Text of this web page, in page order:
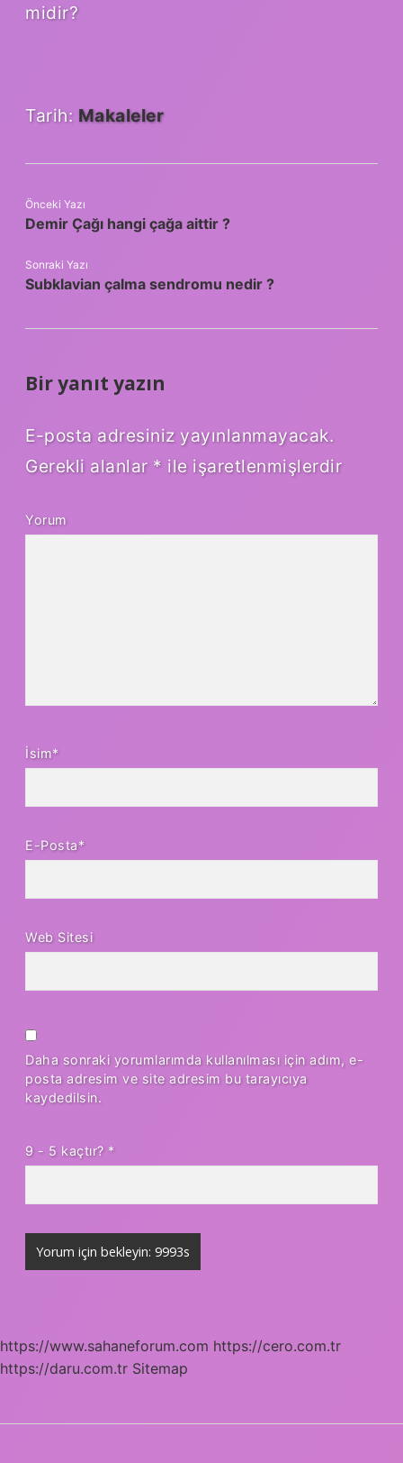
midir?
Tarih: Makaleler
Önceki Yazı
Demir Çağı hangi çağa aittir ?
Sonraki Yazı
Subklavian çalma sendromu nedir ?
Bir yanıt yazın
E-posta adresiniz yayınlanmayacak.
Gerekli alanlar * ile işaretlenmişlerdir
Yorum
İsim*
E-Posta*
Web Sitesi
Daha sonraki yorumlarımda kullanılması için adım, e-
posta adresim ve site adresim bu tarayıcıya
kaydedilsin.
9 - 5 kaçtır? *
https://www.sahaneforum.com https://cero.com.tr
https://daru.com.tr Sitemap